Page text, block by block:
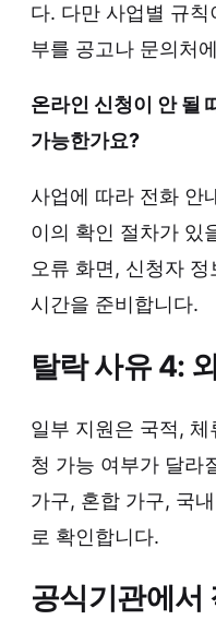
다. 다만 사업별 규
부를 공고나 문의처
온라인 신청이 안 될
가능한가요?
사업에 따라 전화 안
이의 확인 절차가 있
오류 화면, 신청자 정
시간을 준비합니다.
탈락 사유 4:
일부 지원은 국적,
청 가능 여부가 달라
가구, 혼합 가구, 국
로 확인합니다.
공식기관에서